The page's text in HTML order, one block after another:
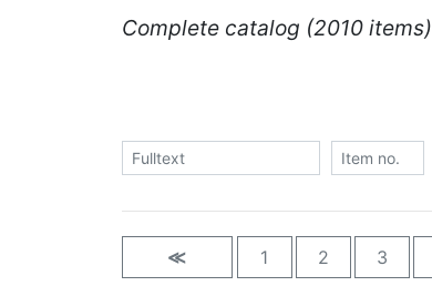
Complete catalog (2010 items)
≪ 1 2 3